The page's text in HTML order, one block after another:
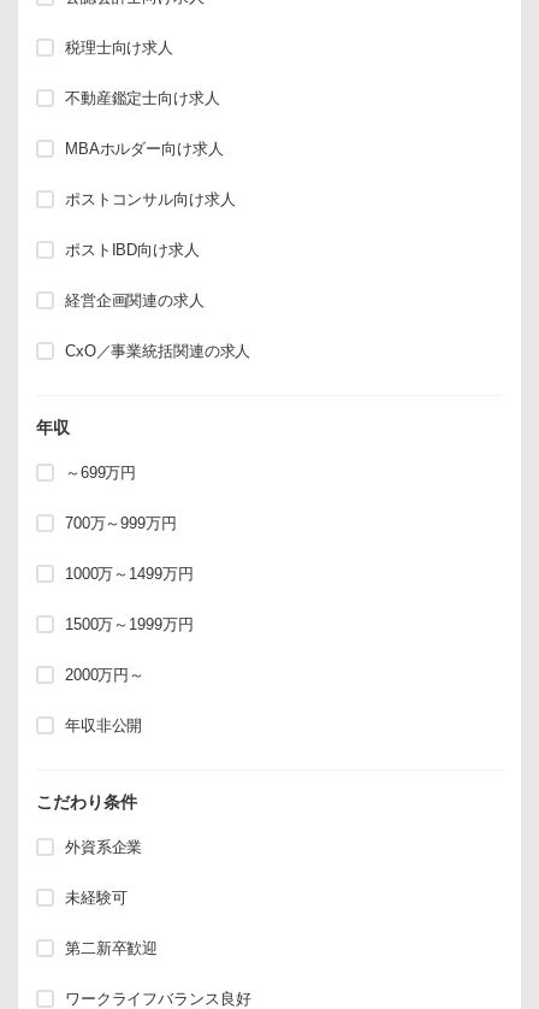
税理士向け求人
不動産鑑定士向け求人
MBAホルダー向け求人
ポストコンサル向け求人
ポストIBD向け求人
経営企画関連の求人
CxO／事業統括関連の求人
年収
～699万円
700万～999万円
1000万～1499万円
1500万～1999万円
2000万円～
年収非公開
こだわり条件
外資系企業
未経験可
第二新卒歓迎
ワークライフバランス良好